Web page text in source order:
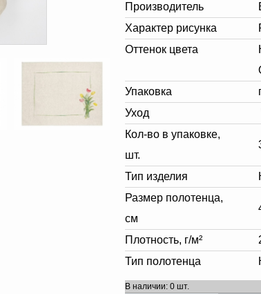
Производитель
Характер рисунка
Оттенок цвета
Упаковка
Уход
Кол-во в упаковке,
шт.
Тип изделия
Размер полотенца,
см
Плотность, г/м²
Тип полотенца
В наличии: 0 шт.